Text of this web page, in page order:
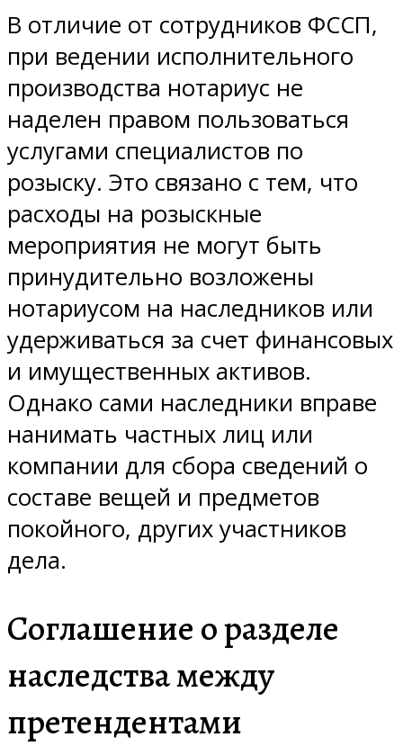
В отличие от сотрудников ФССП,
при ведении исполнительного
производства нотариус не
наделен правом пользоваться
услугами специалистов по
розыску. Это связано с тем, что
расходы на розыскные
мероприятия не могут быть
принудительно возложены
нотариусом на наследников или
удерживаться за счет финансовых
и имущественных активов.
Однако сами наследники вправе
нанимать частных лиц или
компании для сбора сведений о
составе вещей и предметов
покойного, других участников
дела.
Соглашение о разделе
наследства между
претендентами